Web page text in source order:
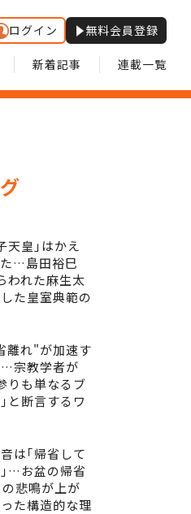
ログイン 無料会員登録
新着記事 連載一覧
天皇｣はかえ
…島田裕巳
われた麻生太
た皇室典範の
離れ"が加速す
宗教学者が
りも単なるブ
と断言するワ
は｢帰省して
…お盆の帰省
悲鳴が上が
た構造的な理